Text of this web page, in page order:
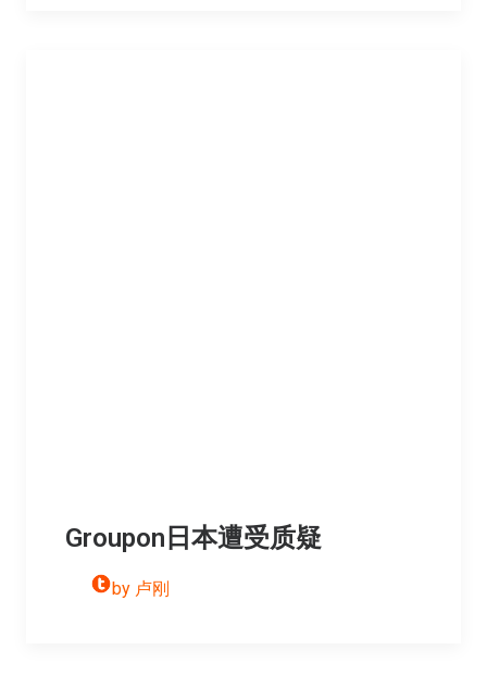
Groupon日本遭受质疑
by 卢刚